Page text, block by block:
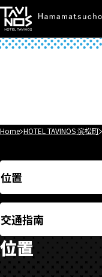
Home HOTEL TAVINOS 滨松町
位置
交通指南
位置